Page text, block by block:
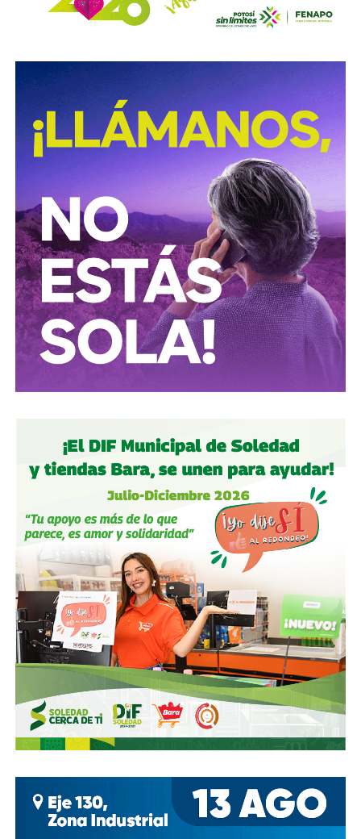
El caso de Osvaldo Ardiles relató el conflicto como
después de la invasión jugó la semifinal de la Copa FA
contra el Leicester City: la afición rival lo abucheó en cada
toque del balón.
En las Falkland,su primo José Ardiles se
desempeñaba como piloto de caza, y acabó muriendo
en combate
sobre las islas semanas después. Fue el
primer piloto argentino en caer en la guerra. Ossie dejó
Inglaterra sin saber cuándo volvería, pero sería el primer
reflejo de la relación directa que tendría la pelota con
las secuelas de las Malvinas.
La derrota en la guerra fue devastadora para un
pueblo que, similar a lo que aconteció en el Mundial
de 1978, recurrió al futbol para buscar la alegría que
la actualidad nacional le quitaba
. El ídolo ya no iba a ser Mario Alberto Kempes como en
ese torneo ni mucho menos Videla o Galtieri. El héroe
albiceleste respondía al nombre deDiego Armando
Maradona.
El 22 de junio de 1986, Cuartos de Final del Mundial de
México 86.En el Estadio Azteca, ‘El 10’ metió dos
goles contra Inglaterra que explican más sobre
Argentina que cualquier libro de historia. El primero fue
Mano de Dios
“. Diego saltó a disputar un balón
con el portero Peter Shilton, y ante su falta de estatura,
estiró la mano para acabar empujando la pelota a la red… el
árbitro lo dio por bueno.
segundos, fue una obra maestra catalogada como “El Gol
del Siglo” . Ganaron 2-1. En un solo día, el ‘Pelusa’ se
despachó dos de los tantos más icónicos en la